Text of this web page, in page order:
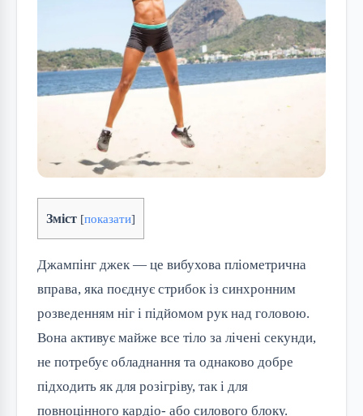
Зміст [показати]
Джампінг джек — це вибухова пліометрична
вправа, яка поєднує стрибок із синхронним
розведенням ніг і підйомом рук над головою.
Вона активує майже все тіло за лічені секунди,
не потребує обладнання та однаково добре
підходить як для розігріву, так і для
повноцінного кардіо- або силового блоку.